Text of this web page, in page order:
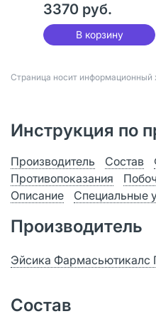
3370 руб.
В корзину
Страница носит информационный
Инструкция по
Производитель Состав
Противопоказания
Описание
Специальные
Производитель
Эйсика Фармасьютикалс
Состав